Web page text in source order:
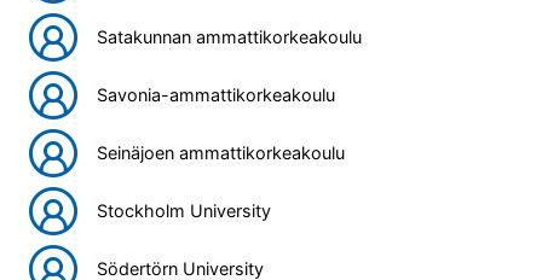
Satakunnan ammattikorkeakoulu
Savonia-ammattikorkeakoulu
Seinäjoen ammattikorkeakoulu
Stockholm University
Södertörn University